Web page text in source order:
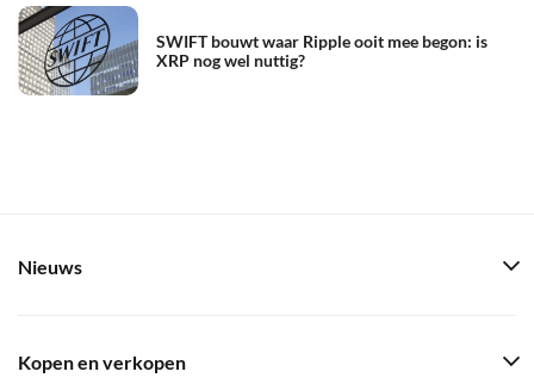
SWIFT bouwt waar Ripple ooit mee begon: is
XRP nog wel nuttig?
Nieuws
Kopen en verkopen